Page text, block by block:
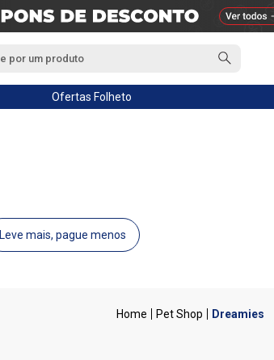
Ofertas Folheto
Leve mais, pague menos
Pet Shop Dreamies